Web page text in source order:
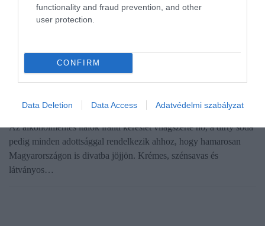
functionality and fraud prevention, and other
user protection.
CONFIRM
Data Deletion Data Access Adatvédelmi szabályzat
GASZTRONÓMIA
Ez a bizarr üdítő tarolhatja le hamarosan a világot
Az alkoholmentes italok iránti kereslet világszerte nő, a dirty soda
pedig minden adottsággal rendelkezik ahhoz, hogy hamarosan
Magyarországon is divatba jöjjön. Krémes, szénsavas és
látványos…